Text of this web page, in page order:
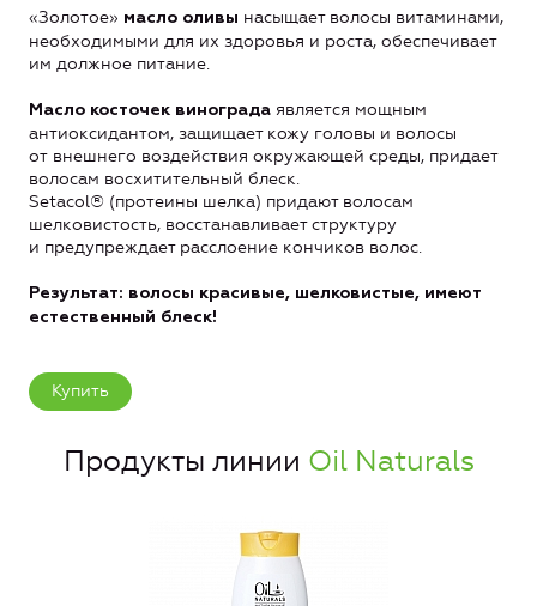
«Золотое» масло оливы насыщает волосы витаминами,
необходимыми для их здоровья и роста, обеспечивает
им должное питание.
Масло косточек винограда является мощным
антиоксидантом, защищает кожу головы и волосы
от внешнего воздействия окружающей среды, придает
волосам восхитительный блеск.
Setacol® (протеины шелка) придают волосам
шелковистость, восстанавливает структуру
и предупреждает расслоение кончиков волос.
Результат: волосы красивые, шелковистые, имеют
естественный блеск!
Купить
Продукты линии Oil Naturals